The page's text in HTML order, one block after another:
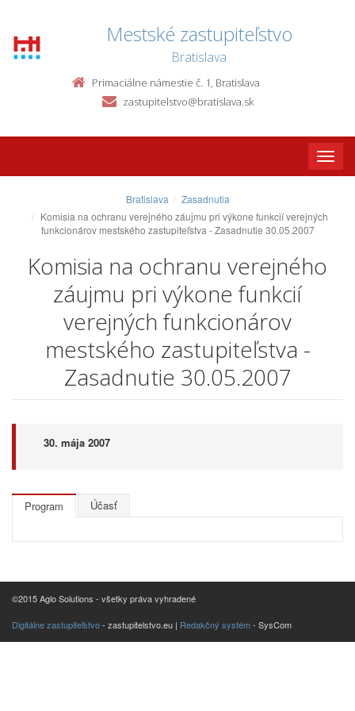
Mestské zastupiteľstvo
Bratislava
Primaciálne námestie č. 1, Bratislava
zastupitelstvo@bratislava.sk
Toggle
Bratislava
Zasadnutia
Komisia na ochranu verejného záujmu pri výkone funkcií verejných
funkcionárov mestského zastupiteľstva - Zasadnutie 30.05.2007
Komisia na ochranu verejného
záujmu pri výkone funkcií
verejných funkcionárov
mestského zastupiteľstva -
Zasadnutie 30.05.2007
30. mája 2007
Program Účasť
©2015 Aglo Solutions - všetky práva vyhradené
Digitálne zastupiteľstvo- zastupitelstvo.eu | Redakčný systém- SysCom